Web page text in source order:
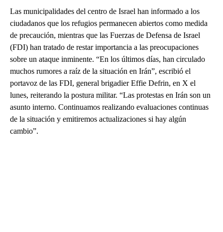
Las municipalidades del centro de Israel han informado a los
ciudadanos que los refugios permanecen abiertos como medida
de precaución, mientras que las Fuerzas de Defensa de Israel
(FDI) han tratado de restar importancia a las preocupaciones
sobre un ataque inminente. “En los últimos días, han circulado
muchos rumores a raíz de la situación en Irán”, escribió el
portavoz de las FDI, general brigadier Effie Defrin, en X el
lunes, reiterando la postura militar. “Las protestas en Irán son un
asunto interno. Continuamos realizando evaluaciones continuas
de la situación y emitiremos actualizaciones si hay algún
cambio”.